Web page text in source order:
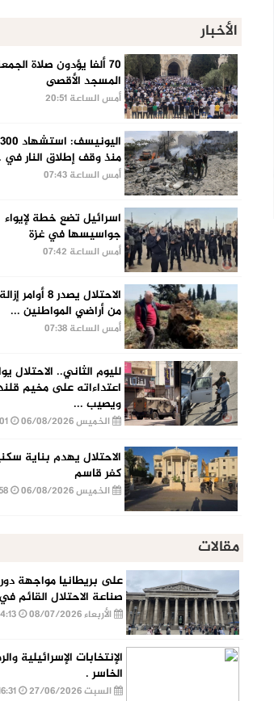
الأخبار
70 ألفا يؤدون صلاة
المسجد الأقصى
أمس الساعة 20:51
منذ وقف إطلاق النار في
أمس الساعة 07:43
اسرائيل تضع خطة لإيواء
جواسيسها في غزة
أمس الساعة 07:42
الاحتلال يصدر 8
من أراضي المواطنين ...
أمس الساعة 07:38
لليوم الثاني.. الاحتلال
اعتداءاته على مخيم
ويصيب ...
الخميس 06/08/2026
الاحتلال يهدم بناية
كفر قاسم
الخميس 06/08/2026
مقالات
على بريطانيا مواجهة
صناعة الاحتلال القائم
الأربعاء 08/07/2026
الإنتخابات الإسرائيلية
الخاسر .
السبت 27/06/2026